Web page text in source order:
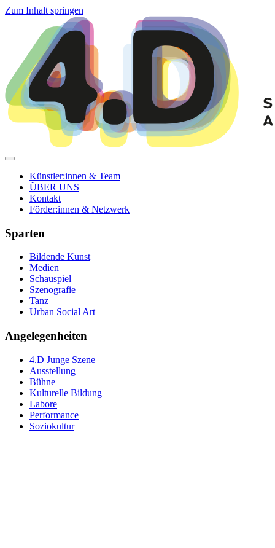
Zum Inhalt springen
Künstler:innen & Team
ÜBER UNS
Kontakt
Förder:innen & Netzwerk
Sparten
Bildende Kunst
Medien
Schauspiel
Szenografie
Tanz
Urban Social Art
Angelegenheiten
4.D Junge Szene
Ausstellung
Bühne
Kulturelle Bildung
Labore
Performance
Soziokultur